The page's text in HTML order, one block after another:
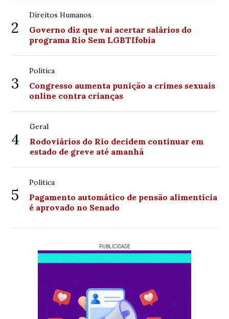
2
Direitos Humanos
Governo diz que vai acertar salários do
programa Rio Sem LGBTIfobia
3
Política
Congresso aumenta punição a crimes sexuais
online contra crianças
4
Geral
Rodoviários do Rio decidem continuar em
estado de greve até amanhã
5
Política
Pagamento automático de pensão alimentícia
é aprovado no Senado
PUBLICIDADE